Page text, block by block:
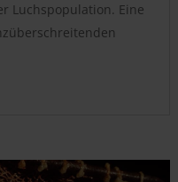
Luchspopulation. Eine